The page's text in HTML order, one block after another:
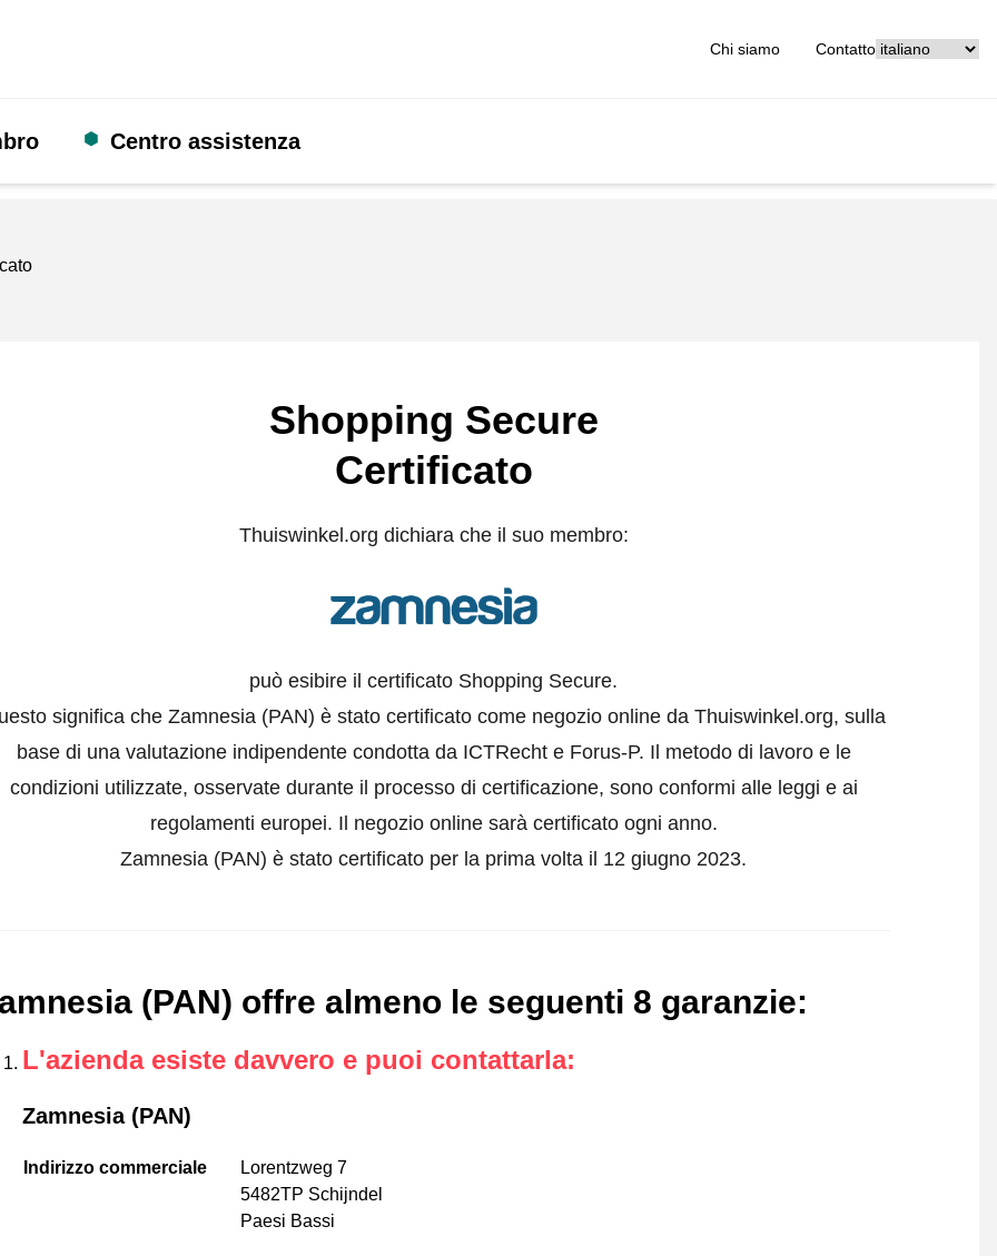
Chi siamo Contatto
Centro assistenza
Shopping Secure
Certificato
Thuiswinkel.org dichiara che il suo membro:
può esibire il certificato Shopping Secure.
significa che Zamnesia (PAN) è stato certificato come negozio online da Thuiswinkel.org, sulla
base di una valutazione indipendente condotta da ICTRecht e Forus-P. Il metodo di lavoro e le
condizioni utilizzate, osservate durante il processo di certificazione, sono conformi alle leggi e ai
regolamenti europei. Il negozio online sarà certificato ogni anno.
Zamnesia (PAN) è stato certificato per la prima volta il 12 giugno 2023.
(PAN) offre almeno le seguenti 8 garanzie:
L'azienda esiste davvero e puoi contattarla:
Zamnesia (PAN)
Indirizzo commerciale
Lorentzweg 7
5482TP Schijndel
Paesi Bassi